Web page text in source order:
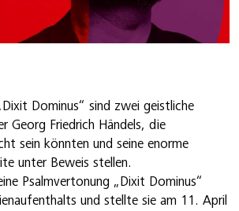
Dominus“ sind zwei geistliche
Georg Friedrich Händels, die
sein könnten und seine enorme
unter Beweis stellen.
Psalmvertonung „Dixit Dominus“
und stellte sie am 11. April